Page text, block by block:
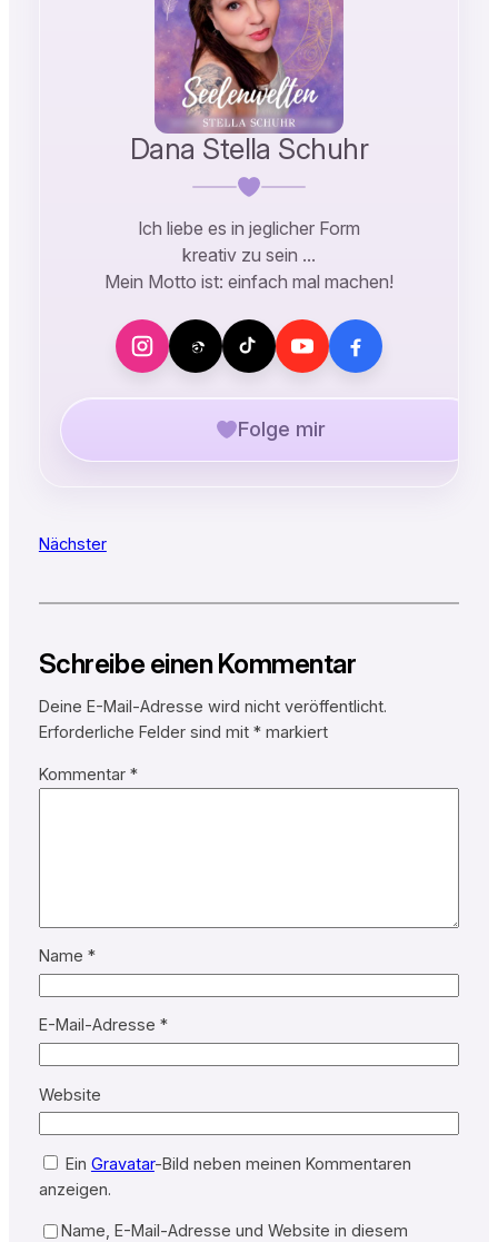
Dana Stella Schuhr
Ich liebe es in jeglicher Form
kreativ zu sein …
Mein Motto ist: einfach mal machen!
Folge mir
Nächster
Schreibe einen Kommentar
Deine E-Mail-Adresse wird nicht veröffentlicht.
Erforderliche Felder sind mit *markiert
Kommentar *
Name *
E-Mail-Adresse *
Website
Ein Gravatar-Bild neben meinen Kommentaren
anzeigen.
Name, E-Mail-Adresse und Website in diesem